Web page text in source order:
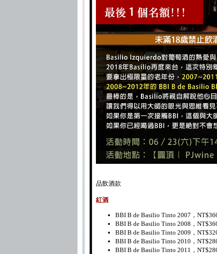
品飲酒款
紅酒
BBI B de Basilio Tinto 2007，
BBI B de Basilio Tinto 2008，
BBI B de Basilio Tinto 2009，
BBI B de Basilio Tinto 2010，
BBI B de Basilio Tinto 2011，